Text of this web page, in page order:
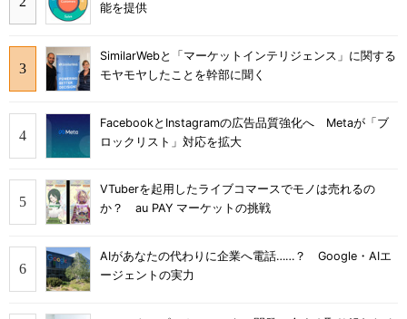
能を提供
SimilarWebと「マーケットインテリジェンス」に関する
モヤモヤしたことを幹部に聞く
FacebookとInstagramの広告品質強化へ Metaが「ブ
ロックリスト」対応を拡大
VTuberを起用したライブコマースでモノは売れるの
か？ au PAY マーケットの挑戦
AIがあなたの代わりに企業へ電話……？ Google・AIエ
ージェントの実力